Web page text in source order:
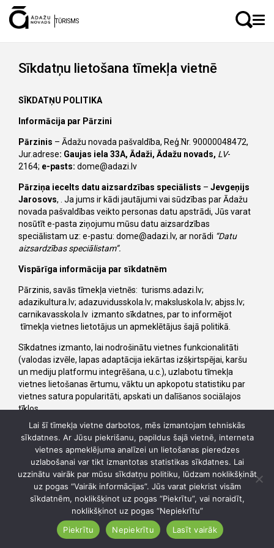
TŪRISMS
LV EN
Sīkdatņu lietošana tīmekļa vietnē
SĪKDATŅU POLITIKA
Informācija par Pārzini
Pārzinis – Ādažu novada pašvaldība, Reģ.Nr. 90000048472,
Jur.adrese: Gaujas iela 33A, Ādaži, Ādažu novads, LV-
2164; e-pasts: dome@adazi.lv
Pārziņa iecelts datu aizsardzības speciālists – Jevgeņijs
Jarosovs, . Ja jums ir kādi jautājumi vai sūdzības par Ādažu
novada pašvaldības veikto personas datu apstrādi, Jūs varat
nosūtīt e-pasta ziņojumu mūsu datu aizsardzības
speciālistam uz: e-pastu: dome@adazi.lv, ar norādi “Datu
aizsardzības speciālistam”.
Vispārīga informācija par sīkdatnēm
Pārzinis, savās tīmekļa vietnēs: turisms.adazi.lv;
adazikultura.lv; adazuvidusskola.lv; maksluskola.lv; abjss.lv;
carnikavasskola.lv izmanto sīkdatnes, par to informējot
tīmekļa vietnes lietotājus un apmeklētājus šajā politikā.
Sīkdatnes izmanto, lai nodrošinātu vietnes funkcionalitāti
(valodas izvēle, lapas adaptācija iekārtas izšķirtspējai, karšu
un mediju platformu integrēšana, u.c.), uzlabotu tīmekļa
vietnes lietošanas ērtumu, vāktu un apkopotu statistiku par
vietnes satura popularitāti, apskati un dalīšanos sociālajos
tīklos.
Sīkdatnes ir nelielas teksta datnes, kas saglabājas
apmeklētāja iekārtā (dators, planšete, viedtālrunis) tīmekļa
vietnes apmeklējuma laikā. Katrā turpmākajā apmeklējuma
reizē sīkdatnes tiek nosūtītas atpakaļ uz izcelsmes vietni vai
uz citu vietni, kas atpazīst šo sīkdatni. Sīkdatnes darbojas kā
identifikators pēc kura vietne atpazīst apmeklētāja iekārtu
nākamajās apmeklējuma reizēs, tai skaitā sīkdatnes palīdz
atjaunot jūsu iestatījumus vietnē, uzlabo vietnes lietošanas
Lai šī tīmekļa vietne darbotos, mēs izmantojam tehniskās
sīkdatnes. Ar Jūsu piekrišanu, papildus šajā vietnē, interneta
vietnes apmeklējuma analīzei un lietošanas pieredzes
uzlabošanai var tikt izmantotas statistikas sīkdatnes. Lai
uzzinātu vairāk par mūsu sīkdatņu politiku, lūdzam noklikšķināt
uz pogas “Vairāk informācijas”. Jūs varat piekrist visām
sīkdatnēm, noklikšķinot uz pogas “Piekrītu”, vai noraidīt,
noklikšķinot uz pogas “Nepiekrītu”
Piekrītu
Nepiekrītu Lasīt vairāk